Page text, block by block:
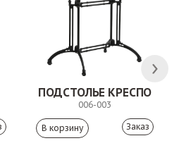
ПОДСТОЛЬЕ КРЕСПО
006-003
Заказ